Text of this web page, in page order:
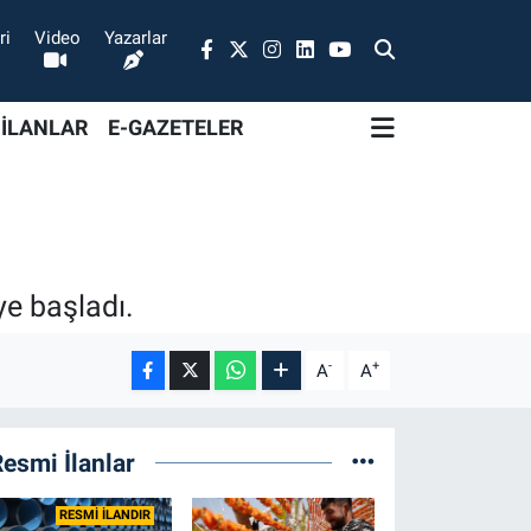
Video Yazarlar
E-GAZETELER
başladı.
A- A+
İlanlar
RESMİ İLANDIR